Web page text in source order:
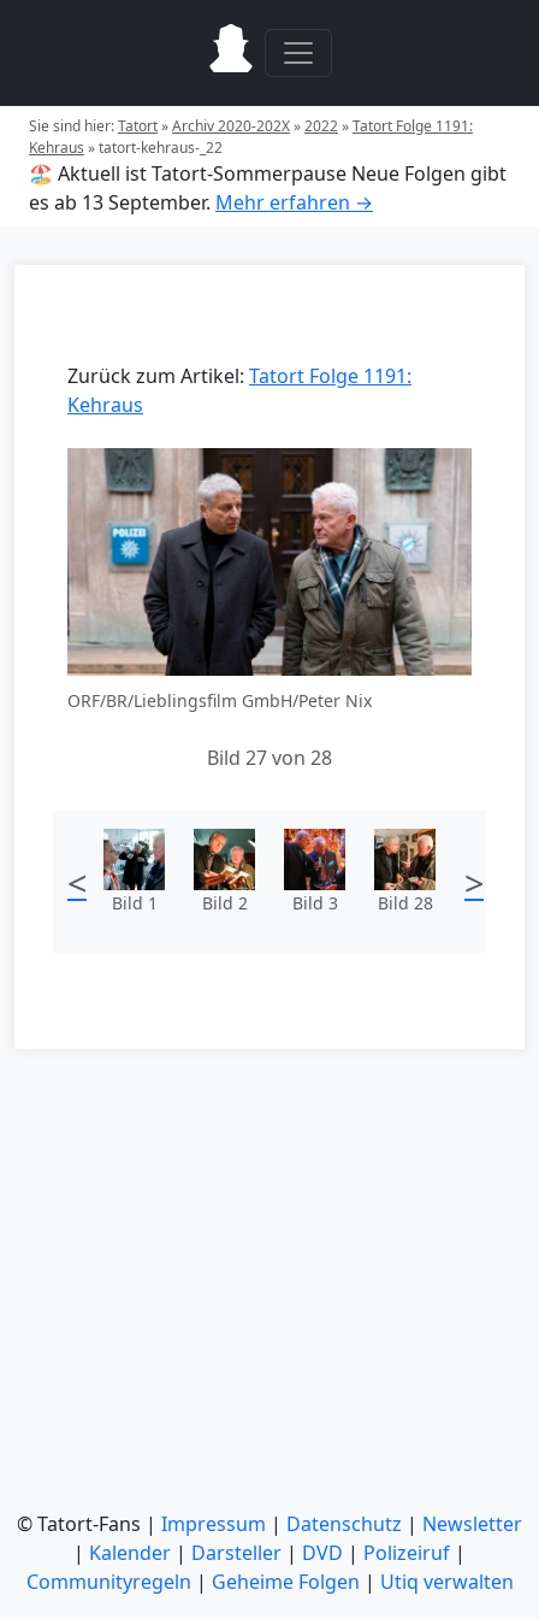
Sie sind hier:Tatort»Archiv 2020-202X»2022»Tatort Folge 1191:
Kehraus »tatort-kehraus-_22
🏖️ Aktuell ist Tatort-Sommerpause Neue Folgen gibt
es ab 13 September. Mehr erfahren →
Zurück zum Artikel: Tatort Folge 1191:
Kehraus
ORF/BR/Lieblingsfilm GmbH/Peter Nix
Bild 27 von 28
< Bild 1 Bild 2 Bild 3 Bild 28 >
© Tatort-Fans | Impressum | Datenschutz | Newsletter
| Kalender | Darsteller | DVD | Polizeiruf |
Communityregeln | Geheime Folgen | Utiq verwalten